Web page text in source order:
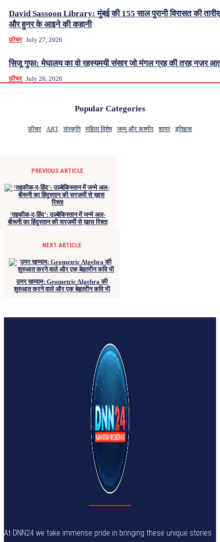
David Sassoon Library: मुंबई की 155 साल पुरानी विरासत की
और हुनर के आइने की कहानी
फ़ीचर July 27, 2026
सिजू गुफा: मेघालय का वो रहस्यमयी संसार जो मंगल ग्रह की तरह नज़र
फ़ीचर July 26, 2026
Popular Categories
फ़ीचर ART संस्कृति महिला विशेष जम्मू और कश्मीर शायर इतिहास
PREVIOUS ARTICLE
‘तहकीक-ए-हिंद’: उज़्बेकिस्तान में जन्मे अल-
बीरूनी का हिंदुस्तान की सरज़मीं से ख़ास रिश्ता
NEXT ARTICLE
उमर खय्याम: Geometric Algebra की
शुरुआत करने वाले और एक बेहतरीन कवि भी
At DNN24 we take immense pride in bringing these unique stories